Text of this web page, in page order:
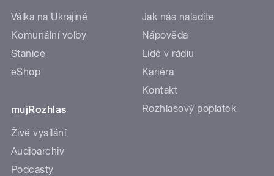
Válka na Ukrajině
Komunální volby
Stanice
eShop
mujRozhlas
Živé vysílání
Audioarchiv
Podcasty
Jak nás naladíte
Nápověda
Lidé v rádiu
Kariéra
Kontakt
Rozhlasový poplatek